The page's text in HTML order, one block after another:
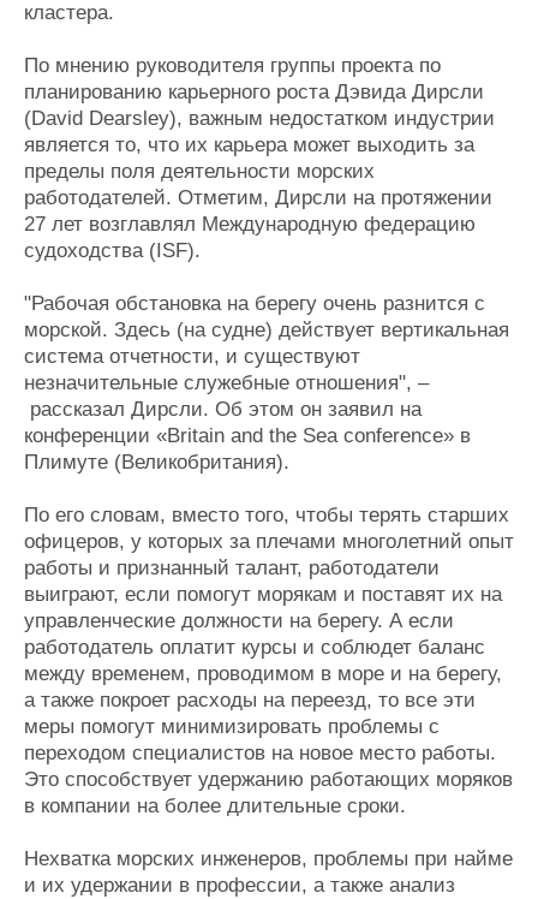
кластера.
По мнению руководителя группы проекта по
планированию карьерного роста Дэвида Дирсли
(David Dearsley), важным недостатком индустрии
является то, что их карьера может выходить за
пределы поля деятельности морских
работодателей. Отметим, Дирсли на протяжении
27 лет возглавлял Международную федерацию
судоходства (ISF).
"Рабочая обстановка на берегу очень разнится с
морской. Здесь (на судне) действует вертикальная
система отчетности, и существуют
незначительные служебные отношения", –
рассказал Дирсли. Об этом он заявил на
конференции «Britain and the Sea conference» в
Плимуте (Великобритания).
По его словам, вместо того, чтобы терять старших
офицеров, у которых за плечами многолетний опыт
работы и признанный талант, работодатели
выиграют, если помогут морякам и поставят их на
управленческие должности на берегу. А если
работодатель оплатит курсы и соблюдет баланс
между временем, проводимом в море и на берегу,
а также покроет расходы на переезд, то все эти
меры помогут минимизировать проблемы с
переходом специалистов на новое место работы.
Это способствует удержанию работающих моряков
в компании на более длительные сроки.
Нехватка морских инженеров, проблемы при найме
и их удержании в профессии, а также анализ